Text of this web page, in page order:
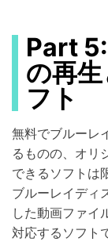
Part
の再
フト
無料でブルーレ
るものの、オリ
できるソフトは
ブルーレイディ
した動画ファイ
対応するソフト